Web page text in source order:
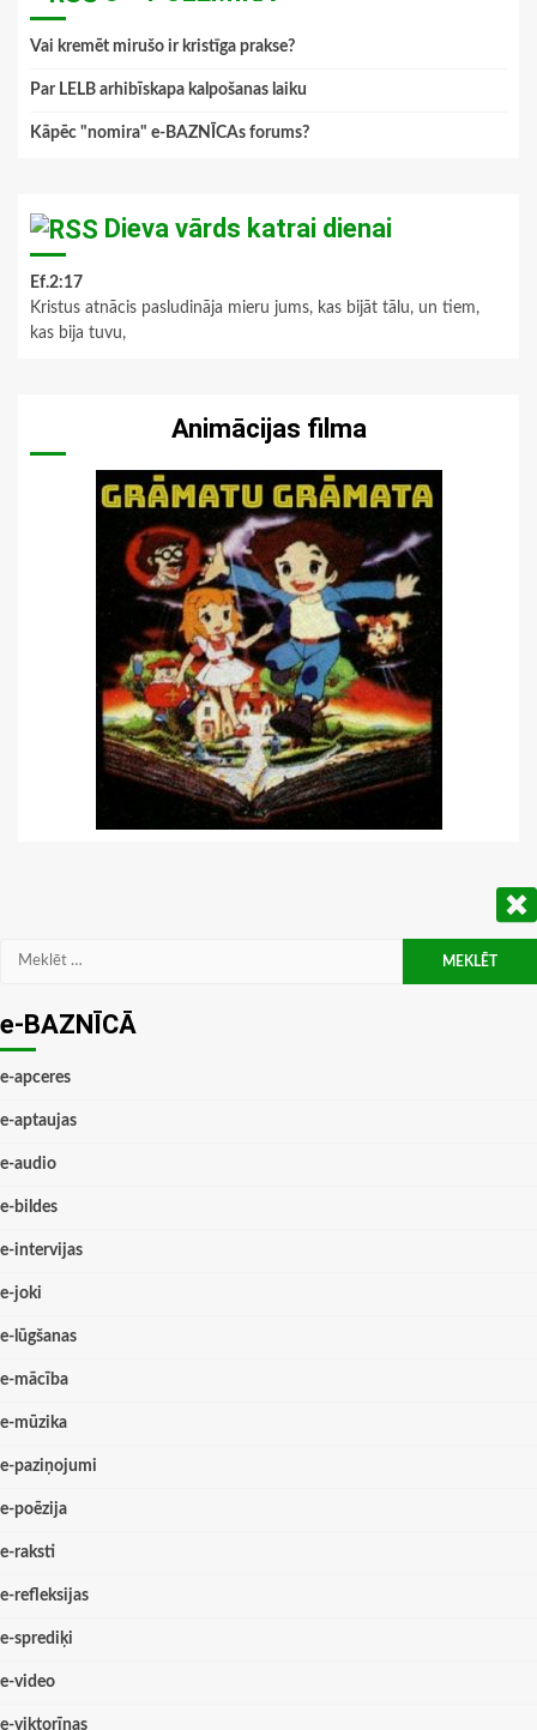
Vai kremēt mirušo ir kristīga prakse?
Par LELB arhibīskapa kalpošanas laiku
Kāpēc "nomira" e-BAZNĪCAs forums?
Dieva vārds katrai dienai
Ef.2:17
Kristus atnācis pasludināja mieru jums, kas bijāt tālu, un tiem,
kas bija tuvu,
Animācijas filma
Meklēt:
e-BAZNĪCĀ
e-apceres
e-aptaujas
e-audio
e-bildes
e-intervijas
e-joki
e-lūgšanas
e-mācība
e-mūzika
e-paziņojumi
e-poēzija
e-raksti
e-refleksijas
e-sprediķi
e-video
e-viktorīnas